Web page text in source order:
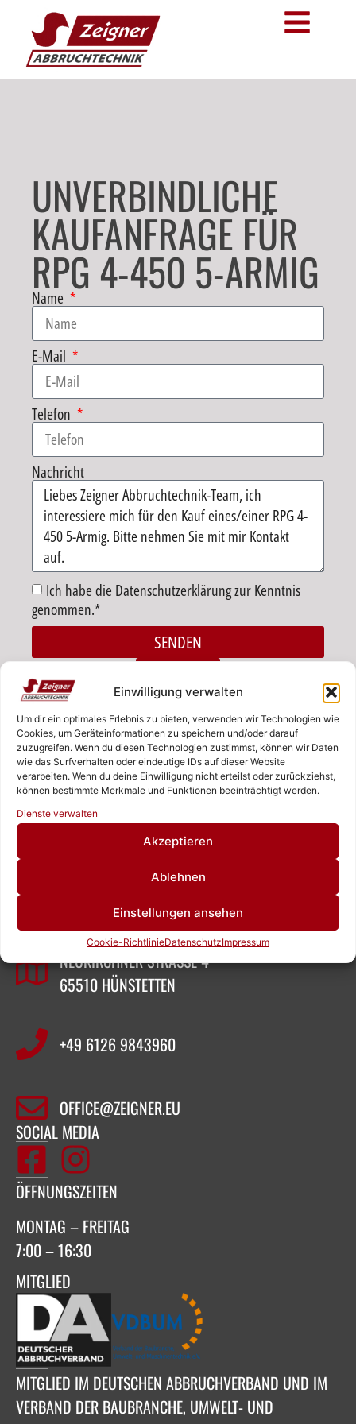
Einwilligung verwalten
Um dir ein optimales Erlebnis zu bieten, verwenden wir Technologien wie
Cookies, um Geräteinformationen zu speichern und/oder darauf
zuzugreifen. Wenn du diesen Technologien zustimmst, können wir Daten
wie das Surfverhalten oder eindeutige IDs auf dieser Website
verarbeiten. Wenn du deine Einwilligung nicht erteilst oder zurückziehst,
können bestimmte Merkmale und Funktionen beeinträchtigt werden.
Dienste verwalten
Akzeptieren
Ablehnen
Einstellungen ansehen
Cookie-RichtlinieDatenschutzImpressum
UNVERBINDLICHE
KAUFANFRAGE FÜR
RPG 4-450 5-ARMIG
Name
E-Mail
Telefon
Nachricht
Ich habe die Datenschutzerklärung zur Kenntnis
genommen.*
SENDEN
ZEIGNER ABBRUCHTECHNIK
SASCHA ZEIGNER
NEUKIRCHNER STRASSE 4
65510 HÜNSTETTEN
+49 6126 9843960‬
OFFICE@ZEIGNER.EU
SOCIAL MEDIA
ÖFFNUNGSZEITEN
MONTAG – FREITAG
7:00 – 16:30
MITGLIED
MITGLIED IM DEUTSCHEN ABBRUCHVERBAND UND IM
VERBAND DER BAUBRANCHE, UMWELT- UND
Rufen Sie uns an!